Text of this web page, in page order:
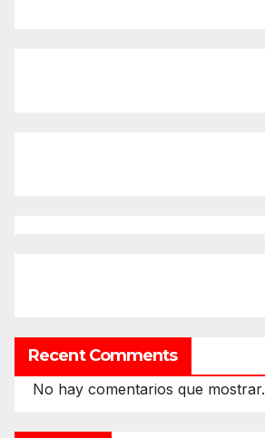
Recent Comments
No hay comentarios que mostrar.